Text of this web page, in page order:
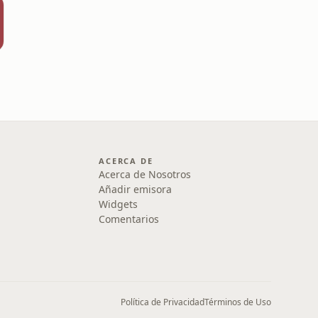
ACERCA DE
Acerca de Nosotros
Añadir emisora
Widgets
Comentarios
Política de PrivacidadTérminos de Uso